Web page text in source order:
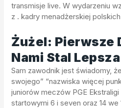
transmisje live. W wydarzeniu
z . kadry menadżerskiej
Żużel: Pierwsze
Nami Stal
Sam zawodnik jest świadomy,
swojego” “nazwiska więcej
juniorów meczów PGE
startowymi 6 i seven oraz 14 we